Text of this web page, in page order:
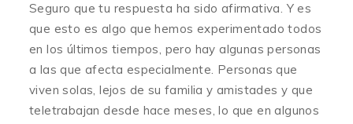
Seguro que tu respuesta ha sido afirmativa. Y es
que esto es algo que hemos experimentado todos
en los últimos tiempos, pero hay algunas personas
a las que afecta especialmente. Personas que
viven solas, lejos de su familia y amistades y que
teletrabajan desde hace meses, lo que en algunos